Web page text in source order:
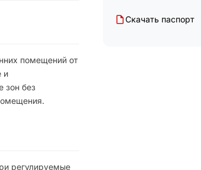
помещений от
и
зон без
регулируемые
Скачать паспорт